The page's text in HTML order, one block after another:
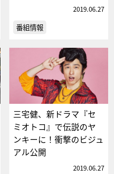
2019.06.27
番組情報
三宅健、新ドラマ『セ
ミオトコ』で伝説のヤ
ンキーに！衝撃のビジュ
アル公開
2019.06.27